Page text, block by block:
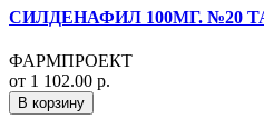
СИЛДЕНАФИЛ 100МГ. №20
ФАРМПРОЕКТ
от 1 102.00 р.
В корзину